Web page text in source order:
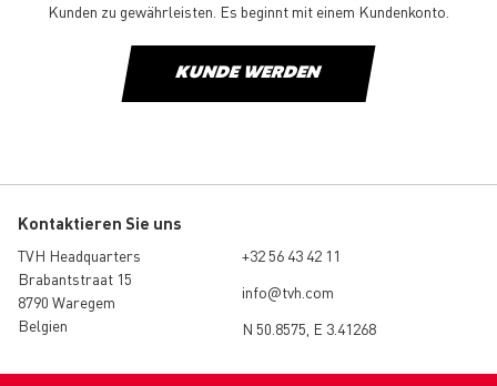
Kunden zu gewährleisten. Es beginnt mit einem Kundenkonto.
KUNDE WERDEN
Kontaktieren Sie uns
TVH Headquarters
Brabantstraat 15
8790 Waregem
Belgien
+32 56 43 42 11
info@tvh.com
N 50.8575, E 3.41268